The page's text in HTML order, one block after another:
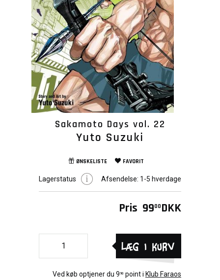
Sakamoto Days vol. 22
Yuto Suzuki
ØNSKELISTE FAVORIT
Lagerstatus Afsendelse: 1-5 hverdage
Pris 9900 DKK
Læg i kurv
Ved køb optjener du 990 point i Klub Faraos